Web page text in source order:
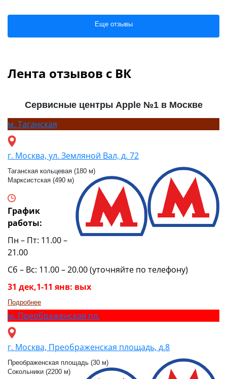
Еще отзывы
Лента отзывов с ВК
Сервисные центры Apple №1 в Москве
м. Таганская
г. Москва, ул. Земляной Вал, д. 72
Таганская кольцевая (180 м)
Марксистская (490 м)
График
работы:
Пн – Пт: 11.00 –
21.00
Сб – Вс: 11.00 – 20.00 (уточняйте по телефону)
31 дек,1-11 янв: вых
Подробнее
м. Преображенская пл.
г. Москва, Преображенская площадь, д.8
Преображенская площадь (30 м)
Сокольники (2200 м)